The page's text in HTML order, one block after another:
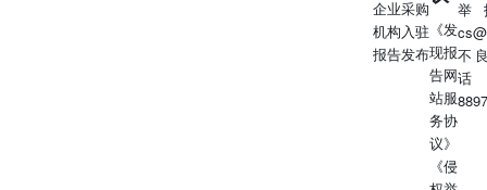
企业采购
机构入驻
报告发布
《发
现报
告网
站服
务协
议》
《侵
举
不